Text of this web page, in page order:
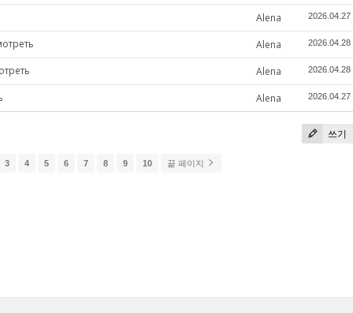
Alena 2026.04.27
Alena 2026.04.28
Alena 2026.04.28
Alena 2026.04.27
쓰기
3 4 5 6 7 8 9 10 끝 페이지